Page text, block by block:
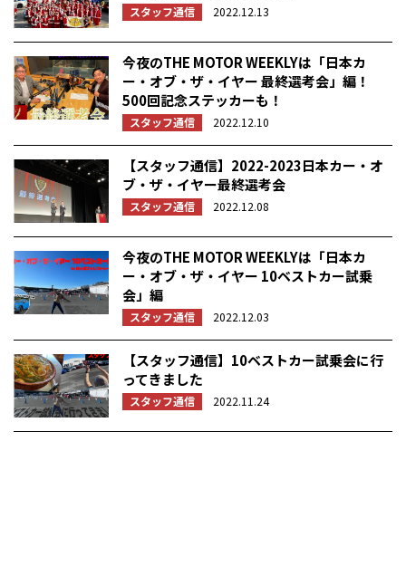
スタッフ通信 2022.12.13
今夜のTHE MOTOR WEEKLYは「日本カ
ー・オブ・ザ・イヤー 最終選考会」編！
500回記念ステッカーも！
スタッフ通信 2022.12.10
【スタッフ通信】2022-2023日本カー・オ
ブ・ザ・イヤー最終選考会
スタッフ通信 2022.12.08
今夜のTHE MOTOR WEEKLYは「日本カ
ー・オブ・ザ・イヤー 10ベストカー試乗
会」編
スタッフ通信 2022.12.03
【スタッフ通信】10ベストカー試乗会に行
ってきました
スタッフ通信 2022.11.24